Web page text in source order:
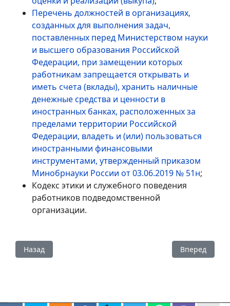
Перечень должностей в организациях,
созданных для выполнения задач,
поставленных перед Министерством науки
и высшего образования Российской
Федерации, при замещении которых
работникам запрещается открывать и
иметь счета (вклады), хранить наличные
денежные средства и ценности в
иностранных банках, расположенных за
пределами территории Российской
Федерации, владеть и (или) пользоваться
иностранными финансовыми
инструментами, утвержденный приказом
Минобрнауки России от 03.06.2019 № 51н;
Кодекс этики и служебного поведения
работников подведомственной
организации.
Предыдущий: Сведения о доходах, расходах, об
Назад Следующий:
Вперед